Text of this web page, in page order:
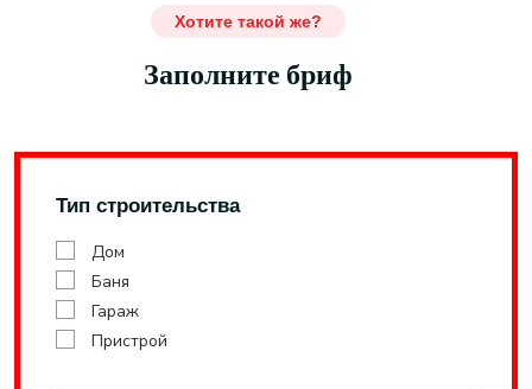
Хотите такой же?
Заполните бриф
Тип строительства
Дом
Баня
Гараж
Пристрой